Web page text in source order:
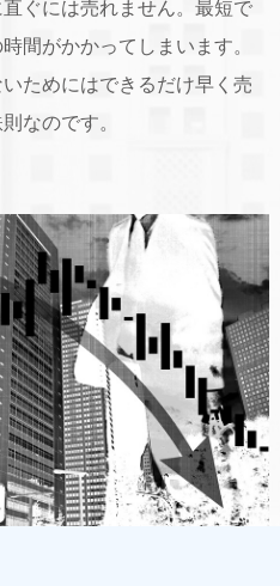
ぐには売れません。最短で
間がかかってしまいます。
ためにはできるだけ早く売
なのです。